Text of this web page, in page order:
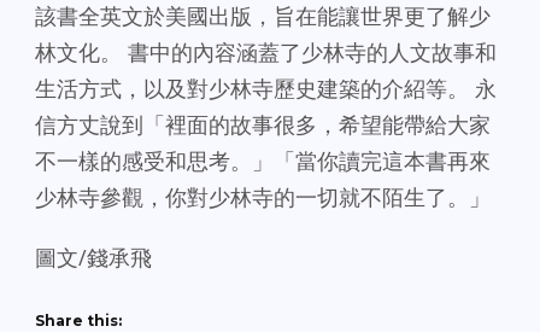
該書全英文於美國出版，旨在能讓世界更了解少
林文化。 書中的內容涵蓋了少林寺的人文故事和
生活方式，以及對少林寺歷史建築的介紹等。 永
信方丈說到「裡面的故事很多，希望能帶給大家
不一樣的感受和思考。」「當你讀完這本書再來
少林寺參觀，你對少林寺的一切就不陌生了。」
圖文/錢承飛
Share this: